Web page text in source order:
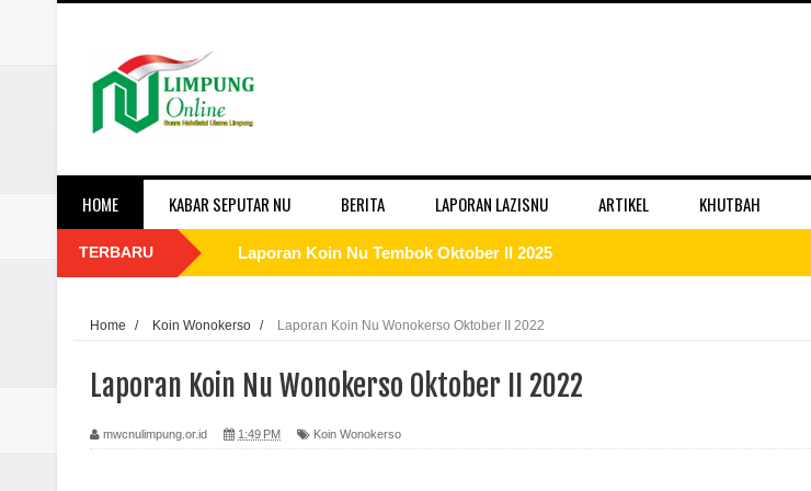
HOME KABAR SEPUTAR NU BERITA LAPORAN LAZISNU ARTIKEL KHUTBAH
TERBARU Laporan Koin Nu Tembok Oktober II 2025
Laporan Koin Nu Sempu Oktober II 2025
Laporan Koin Nu Rowosari Oktober II 2025
Home / Koin Wonokerso / Laporan Koin Nu Wonokerso Oktober II 2022
Laporan Koin Nu Wonokerso Oktober II 2022
mwcnulimpung.or.id 1:49 PM Koin Wonokerso